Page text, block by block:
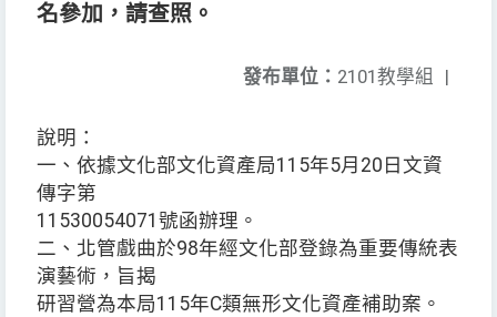
名參加，請查照。
發布單位： 2101教學組 |
說明：
一、依據文化部文化資產局115年5月20日文資
傳字第
11530054071號函辦理。
二、北管戲曲於98年經文化部登錄為重要傳統表
演藝術，旨揭
研習營為本局115年C類無形文化資產補助案。